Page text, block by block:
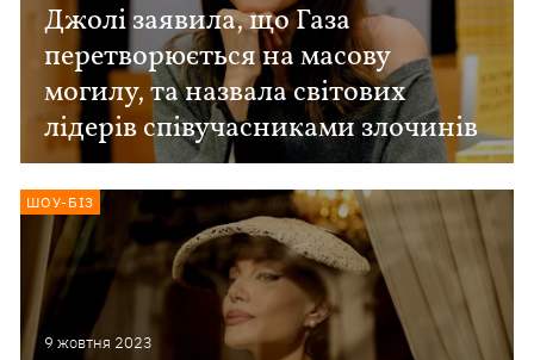
Джолі заявила, що Газа
перетворюється на масову
могилу, та назвала світових
лідерів співучасниками злочинів
9 жовтня 2023
ШОУ-БІЗ